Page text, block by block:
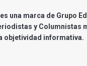
una marca de Grupo
y Columnistas
objetividad informativa.